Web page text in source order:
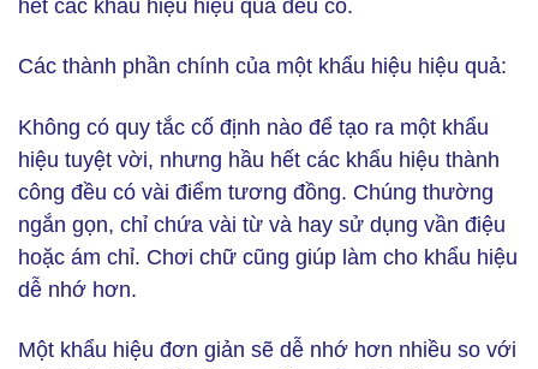
hết các khẩu hiệu hiệu quả đều có.
Các thành phần chính của một khẩu hiệu hiệu quả:
Không có quy tắc cố định nào để tạo ra một khẩu
hiệu tuyệt vời, nhưng hầu hết các khẩu hiệu thành
công đều có vài điểm tương đồng. Chúng thường
ngắn gọn, chỉ chứa vài từ và hay sử dụng vần điệu
hoặc ám chỉ. Chơi chữ cũng giúp làm cho khẩu hiệu
dễ nhớ hơn.
Một khẩu hiệu đơn giản sẽ dễ nhớ hơn nhiều so với